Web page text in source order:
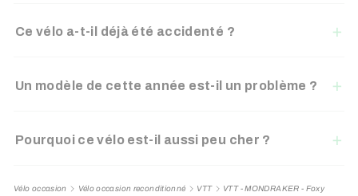
Ce vélo a-t-il déjà été accidenté ?
Un modèle de cette année est-il un problème ?
Pourquoi ce vélo est-il aussi peu cher ?
Vélo occasion Vélo occasion reconditionné VTT
VTT - MONDRAKER - Foxy